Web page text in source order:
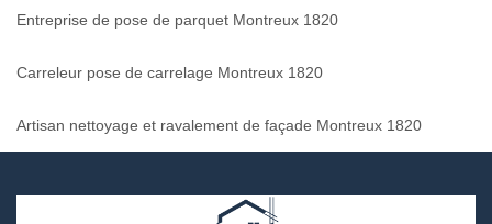
Entreprise de pose de parquet Montreux 1820
Carreleur pose de carrelage Montreux 1820
Artisan nettoyage et ravalement de façade Montreux 1820